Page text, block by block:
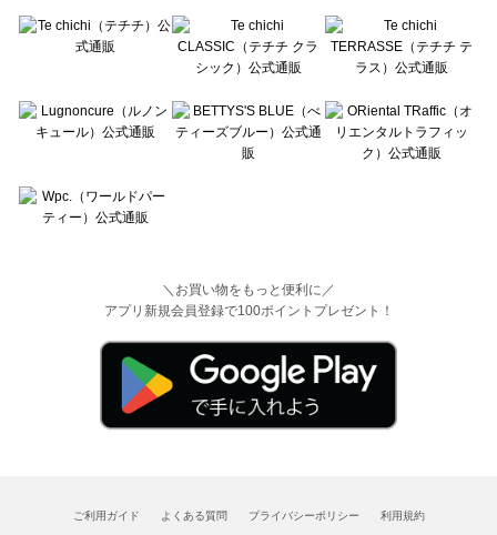
＼お買い物をもっと便利に／
アプリ新規会員登録で100ポイントプレゼント！
ご利用ガイド よくある質問 プライバシーポリシー 利用規約